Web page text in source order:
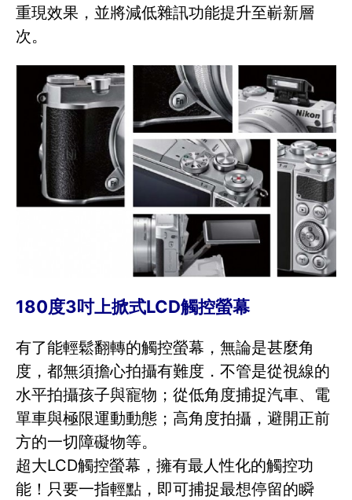
重現效果，並將減低雜訊功能提升至嶄新層
次。
180度3吋上掀式LCD觸控螢幕
有了能輕鬆翻轉的觸控螢幕，無論是甚麼角
度，都無須擔心拍攝有難度．不管是從視線的
水平拍攝孩子與寵物；從低角度捕捉汽車、電
單車與極限運動動態；高角度拍攝，避開正前
方的一切障礙物等。
超大LCD觸控螢幕，擁有最人性化的觸控功
能！只要一指輕點，即可捕捉最想停留的瞬